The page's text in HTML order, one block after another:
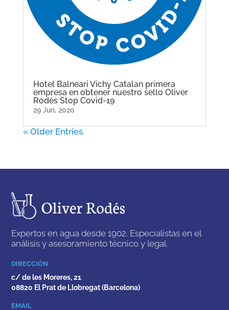
Hotel Balneari Vichy Catalan primera
empresa en obtener nuestro sello Oliver
Rodés Stop Covid-19
29 Jun, 2020
« Older Entries
Expertos en agua desde 1902. Especialistas en el
análisis y asesoramiento técnico y legal.
DIRECCIÓN
c/ de les Moreres, 21
08820 El Prat de Llobregat (Barcelona)
EMAIL